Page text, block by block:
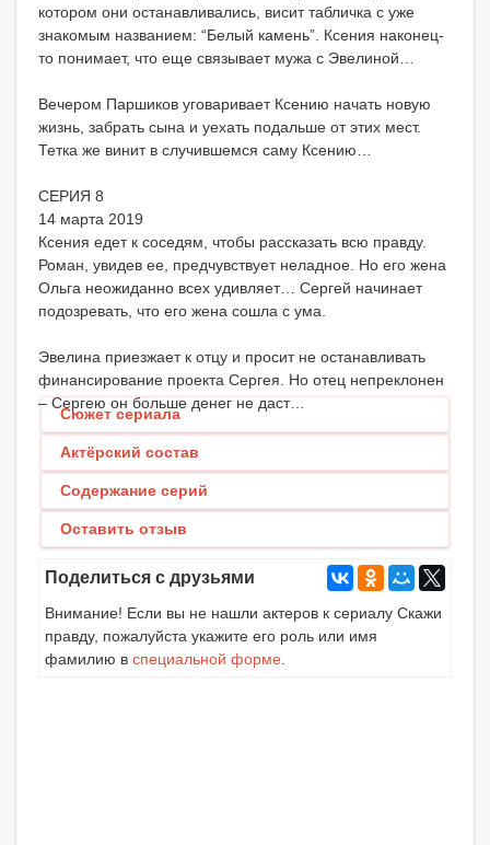
котором они останавливались, висит табличка с уже
знакомым названием: “Белый камень”. Ксения наконец-
то понимает, что еще связывает мужа с Эвелиной…
Вечером Паршиков уговаривает Ксению начать новую
жизнь, забрать сына и уехать подальше от этих мест.
Тетка же винит в случившемся саму Ксению…
СЕРИЯ 8
14 марта 2019
Ксения едет к соседям, чтобы рассказать всю правду.
Роман, увидев ее, предчувствует неладное. Но его жена
Ольга неожиданно всех удивляет… Сергей начинает
подозревать, что его жена сошла с ума.
Эвелина приезжает к отцу и просит не останавливать
финансирование проекта Сергея. Но отец непреклонен
– Сергею он больше денег не даст…
Сюжет сериала
Актёрский состав
Содержание серий
Оставить отзыв
Поделиться с друзьями
Внимание! Если вы не нашли актеров к сериалу Скажи
правду, пожалуйста укажите его роль или имя
фамилию в специальной форме.